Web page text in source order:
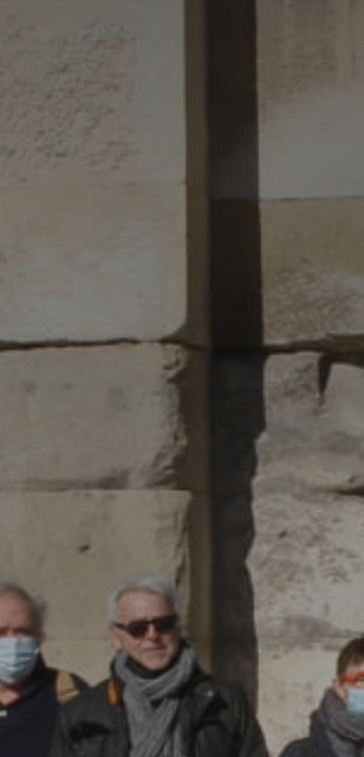
J'accepte lestermes et conditions
* Champ obligatoire
Statut / Organisation
J'accepte les termes et conditions
* Champ obligatoire